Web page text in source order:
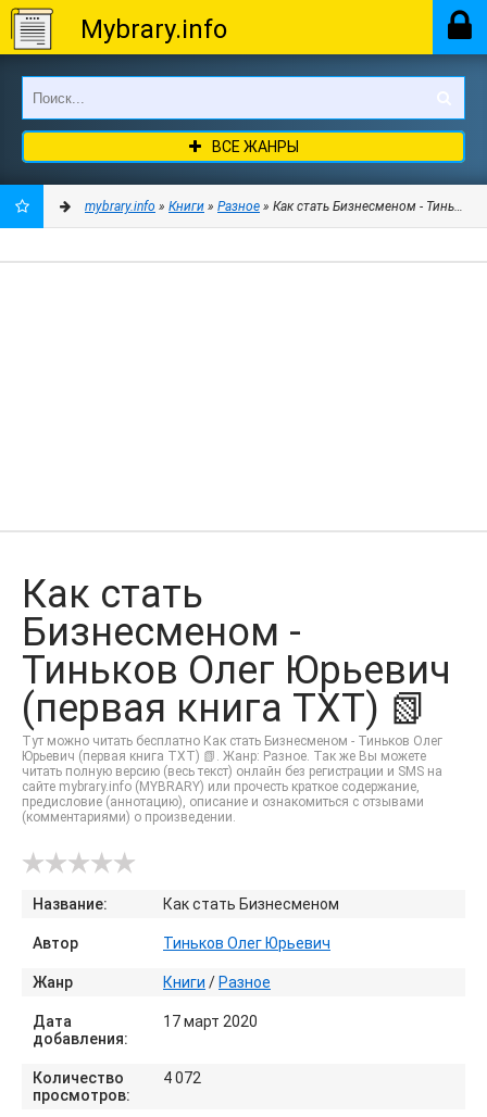
Mybrary.info
ВСЕ ЖАНРЫ
mybrary.info » Книги » Разное » Как стать Бизнесменом - Тиньков
Как стать
Бизнесменом -
Тиньков Олег Юрьевич
(первая книга TXT) 📗
Тут можно читать бесплатно Как стать Бизнесменом - Тиньков Олег
Юрьевич (первая книга TXT) 📗. Жанр: Разное. Так же Вы можете
читать полную версию (весь текст) онлайн без регистрации и SMS на
сайте mybrary.info (MYBRARY) или прочесть краткое содержание,
предисловие (аннотацию), описание и ознакомиться с отзывами
(комментариями) о произведении.
Название: Как стать Бизнесменом
Автор Тиньков Олег Юрьевич
Жанр Книги / Разное
Дата
добавления:
17 март 2020
Количество
просмотров:
4 072